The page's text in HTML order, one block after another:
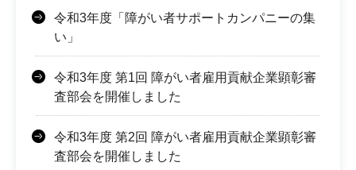
令和3年度「障がい者サポートカンパニーの集
い」
令和3年度 第1回 障がい者雇用貢献企業顕彰審
査部会を開催しました
令和3年度 第2回 障がい者雇用貢献企業顕彰審
査部会を開催しました